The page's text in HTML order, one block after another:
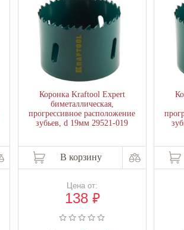
Коронка Kraftool Expert
биметаллическая,
прогрессивное расположение
зубьев, d 19мм 29521-019
В корзину
Цена от:
138 ₽